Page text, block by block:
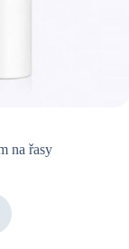
na řasy